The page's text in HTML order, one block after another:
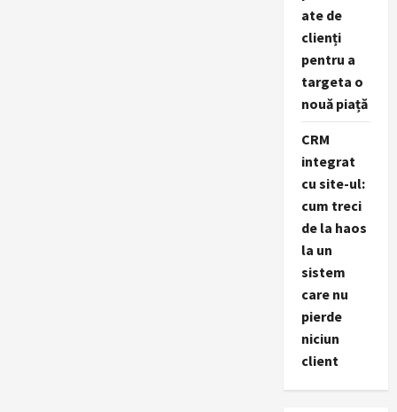
ate de
clienți
pentru a
targeta o
nouă piață
CRM
integrat
cu site-ul:
cum treci
de la haos
la un
sistem
care nu
pierde
niciun
client